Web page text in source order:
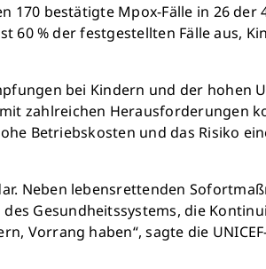
bestätigte Mpox-Fälle in 26 der
% der festgestellten Fälle aus,
bei Kindern und der hohen
zahlreichen Herausforderungen
Betriebskosten und das Risiko
Neben lebensrettenden
Gesundheitssystems, die
Vorrang haben“, sagte die